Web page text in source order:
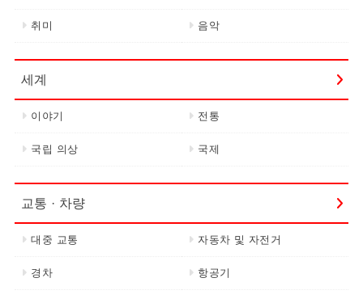
취미 음악
세계
이야기 전통
국립 의상 국제
교통 · 차량
대중 교통 자동차 및 자전거
경차 항공기